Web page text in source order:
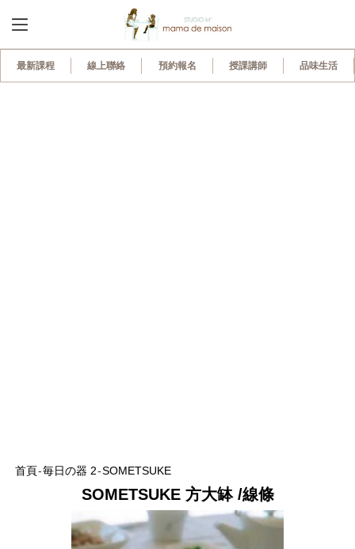
首頁-毎日の器 2-SOMETSUKE
SOMETSUKE 方大缽 /線條
最新課程 線上聯絡 預約報名 授課講師 品味生活